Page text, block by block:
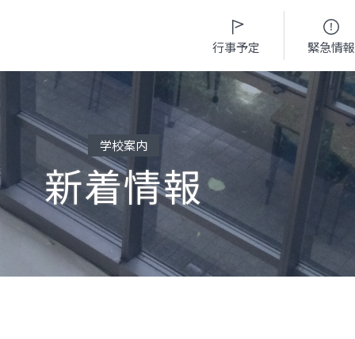
行事予定 緊急情報
情報
募集要項・
入学検査実施状況
学校生活
日々の学習サイクル
年間行事カレンダー
案内
インターネット出願
進路・部活動など
進路概況
部活動情報
学校案内
新着情報